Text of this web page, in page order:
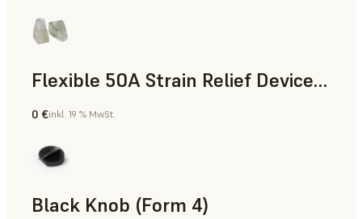
Flexible 50A Strain Relief Device (Form 4)
Technik
0 €inkl. 19 % MwSt.
Black Knob (Form 4)